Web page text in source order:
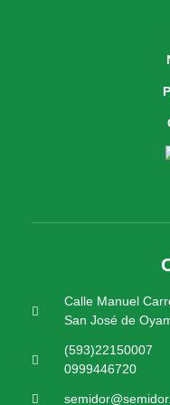
Calle Manuel
San José de
(593)22150007
0999446720